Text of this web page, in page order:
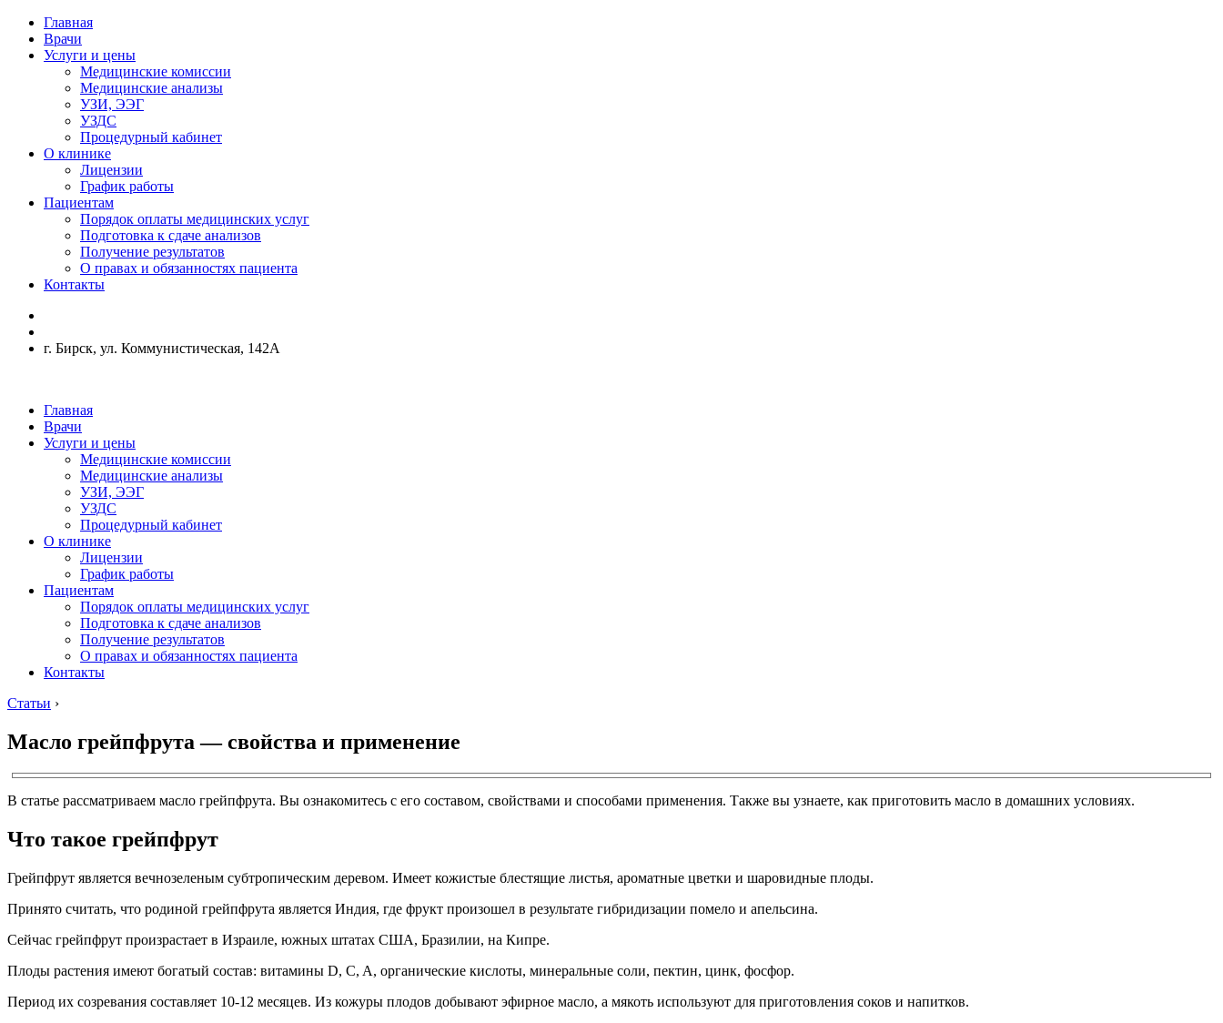
Главная
Врачи
Услуги и цены
Медицинские комиссии
Медицинские анализы
УЗИ, ЭЭГ
УЗДС
Процедурный кабинет
О клинике
Лицензии
График работы
Пациентам
Порядок оплаты медицинских услуг
Подготовка к сдаче анализов
Получение результатов
О правах и обязанностях пациента
Контакты
г. Бирск, ул. Коммунистическая, 142А
Главная
Врачи
Услуги и цены
Медицинские комиссии
Медицинские анализы
УЗИ, ЭЭГ
УЗДС
Процедурный кабинет
О клинике
Лицензии
График работы
Пациентам
Порядок оплаты медицинских услуг
Подготовка к сдаче анализов
Получение результатов
О правах и обязанностях пациента
Контакты
Статьи ›
Масло грейпфрута — свойства и применение
В статье рассматриваем масло грейпфрута. Вы ознакомитесь с его составом, свойствами и способами применения. Также вы узнаете, как приготовить масло в домашних условиях.
Что такое грейпфрут
Грейпфрут является вечнозеленым субтропическим деревом. Имеет кожистые блестящие листья, ароматные цветки и шаровидные плоды.
Принято считать, что родиной грейпфрута является Индия, где фрукт произошел в результате гибридизации помело и апельсина.
Сейчас грейпфрут произрастает в Израиле, южных штатах США, Бразилии, на Кипре.
Плоды растения имеют богатый состав: витамины D, C, A, органические кислоты, минеральные соли, пектин, цинк, фосфор.
Период их созревания составляет 10-12 месяцев. Из кожуры плодов добывают эфирное масло, а мякоть используют для приготовления соков и напитков.